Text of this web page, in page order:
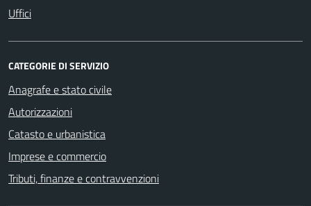
Uffici
CATEGORIE DI SERVIZIO
Anagrafe e stato civile
Autorizzazioni
Catasto e urbanistica
Imprese e commercio
Tributi, finanze e contravvenzioni